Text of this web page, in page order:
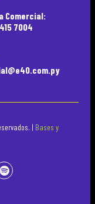
Comercial:
7004
| Bases y
spotify